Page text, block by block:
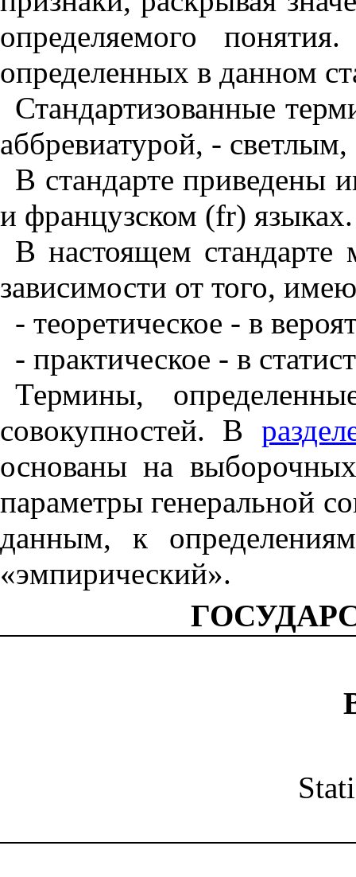
определяемого
определенных в данном
Стандартизованные
аббревиатурой, -
В стандарте приведены
и французском (fr) языках.
В настоящем
зависимости от того,
- теоретическое - в
- практическое - в
Термины,
совокупностей. В
основаны на
параметры генеральной
данным, к
«эмпирический».